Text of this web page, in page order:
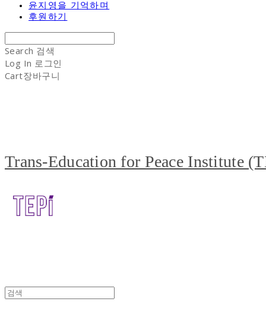
윤지영을 기억하며
후원하기
Search 검색
Log In 로그인
Cart장바구니
Trans-Education for Peace Institute